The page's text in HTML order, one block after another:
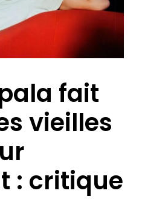
fait
vieilles
: critique